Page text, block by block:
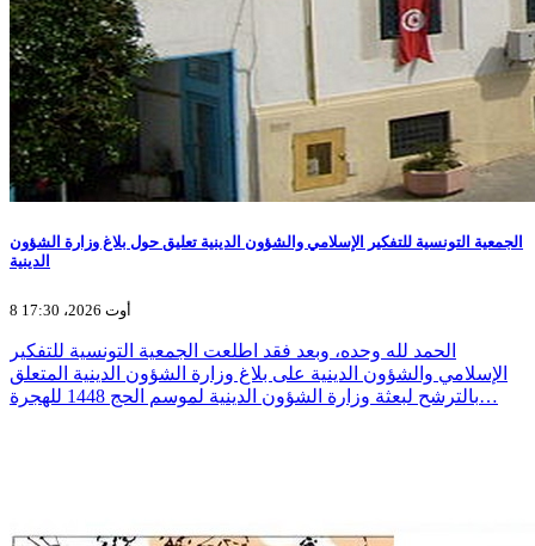
الجمعية التونسية للتفكير الإسلامي والشؤون الدينية تعليق حول بلاغ وزارة الشؤون
الدينية
8 أوت 2026، 17:30
الحمد لله وحده، وبعد فقد اطلعت الجمعية التونسية للتفكير
الإسلامي والشؤون الدينية على بلاغ وزارة الشؤون الدينية المتعلق
بالترشح لبعثة وزارة الشؤون الدينية لموسم الحج 1448 للهجرة…